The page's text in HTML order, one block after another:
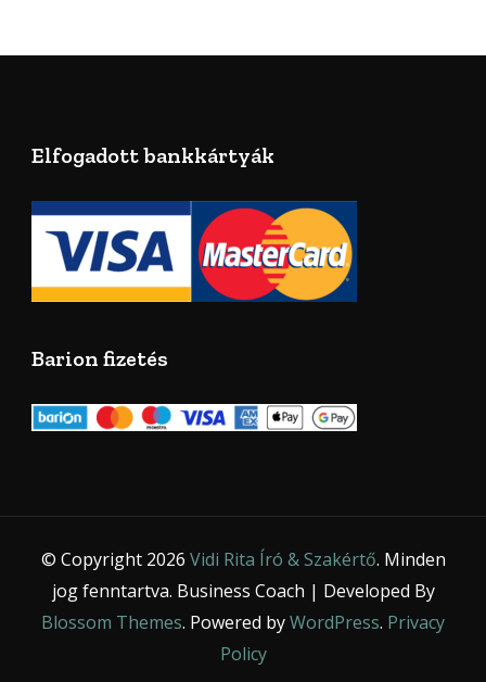
Elfogadott bankkártyák
Barion fizetés
© Copyright 2026 Vidi Rita Író & Szakértő. Minden
jog fenntartva. Business Coach | Developed By
Blossom Themes. Powered byWordPress. Privacy
Policy